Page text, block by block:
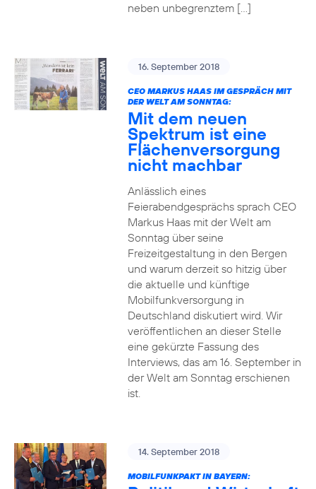
neben unbegrenztem […]
16. September 2018
CEO MARKUS HAAS IM GESPRÄCH MIT
DER WELT AM SONNTAG:
Mit dem neuen
Spektrum ist eine
Flächenversorgung
nicht machbar
Anlässlich eines
Feierabendgesprächs sprach CEO
Markus Haas mit der Welt am
Sonntag über seine
Freizeitgestaltung in den Bergen
und warum derzeit so hitzig über
die aktuelle und künftige
Mobilfunkversorgung in
Deutschland diskutiert wird. Wir
veröffentlichen an dieser Stelle
eine gekürzte Fassung des
Interviews, das am 16. September in
der Welt am Sonntag erschienen
ist.
14. September 2018
MOBILFUNKPAKT IN BAYERN: